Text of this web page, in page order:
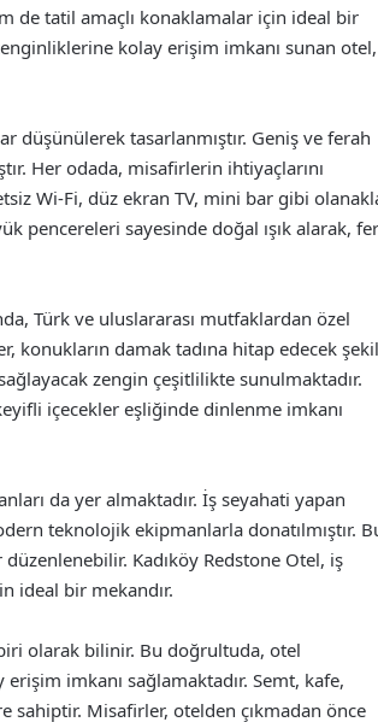
de tatil amaçlı konaklamalar için ideal bir
kolay erişim imkanı sunan otel,
tasarlanmıştır. Geniş ve ferah
Her odada, misafirlerin ihtiyaçlarını
Wi-Fi, düz ekran TV, mini bar gibi
pencereleri sayesinde doğal ışık alarak,
Türk ve uluslararası mutfaklardan özel
konukların damak tadına hitap edecek
zengin çeşitlilikte sunulmaktadır.
içecekler eşliğinde dinlenme imkanı
da yer almaktadır. İş seyahati yapan
teknolojik ekipmanlarla donatılmıştır.
Kadıköy Redstone Otel, iş
ideal bir mekandır.
olarak bilinir. Bu doğrultuda, otel
imkanı sağlamaktadır. Semt, kafe,
sahiptir. Misafirler, otelden çıkmadan önce